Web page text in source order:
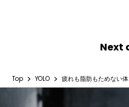
Next
Top YOLO 疲れも脂肪もためない